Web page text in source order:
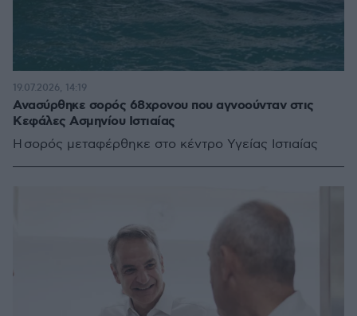
Ανασύρθηκε σορός 68χρονου που αγνοούνταν στις
Κεφάλες Ασμηνίου Ιστιαίας
Η σορός μεταφέρθηκε στο κέντρο Υγείας Ιστιαίας
19.07.2026, 14:19